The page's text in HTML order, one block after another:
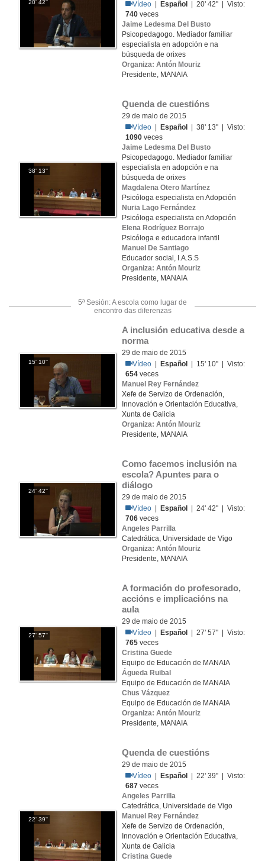
20' 42'' Vídeo Español
| 20' 42'' | Visto:
740 veces
Jaime Ledesma Del Busto
Psicopedagogo. Mediador familiar
especialista en adopción e na
búsqueda de orixes
Organiza: Antón Mouriz
Presidente, MANAIA
38' 13''
Quenda de cuestións
29 de maio de 2015
Vídeo
Español
| 38' 13'' | Visto:
1090 veces
Jaime Ledesma Del Busto
Psicopedagogo. Mediador familiar
especialista en adopción e na
búsqueda de orixes
Magdalena Otero Martínez
Psicóloga especialista en Adopción
Nuria Lago Fernández
Psicóloga especialista en Adopción
Elena Rodríguez Borrajo
Psicóloga e educadora infantil
Manuel De Santiago
Educador social, I.A.S.S
Organiza: Antón Mouriz
Presidente, MANAIA
5ª Sesión: A escola como lugar de
encontro das diferenzas
15' 10''
A inclusión educativa desde a
norma
29 de maio de 2015
Vídeo
Español
| 15' 10'' | Visto:
654 veces
Manuel Rey Fernández
Xefe de Servizo de Ordenación,
Innovación e Orientación Educativa,
Xunta de Galicia
Organiza: Antón Mouriz
Presidente, MANAIA
24' 42''
Como facemos inclusión na
escola? Apuntes para o
diálogo
29 de maio de 2015
Vídeo
Español
| 24' 42'' | Visto:
706 veces
Angeles Parrilla
Catedrática, Universidade de Vigo
Organiza: Antón Mouriz
Presidente, MANAIA
27' 57''
A formación do profesorado,
accións e implicacións na
aula
29 de maio de 2015
Vídeo
Español
| 27' 57'' | Visto:
765 veces
Cristina Guede
Equipo de Educación de MANAIA
Águeda Ruibal
Equipo de Educación de MANAIA
Chus Vázquez
Equipo de Educación de MANAIA
Organiza: Antón Mouriz
Presidente, MANAIA
22' 39''
Quenda de cuestións
29 de maio de 2015
Vídeo
Español
| 22' 39'' | Visto:
687 veces
Angeles Parrilla
Catedrática, Universidade de Vigo
Manuel Rey Fernández
Xefe de Servizo de Ordenación,
Innovación e Orientación Educativa,
Xunta de Galicia
Cristina Guede